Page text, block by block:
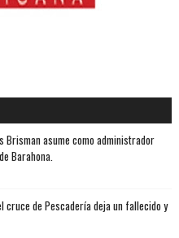
Brisman asume como administrador
Barahona.
cruce de Pescadería deja un fallecido y